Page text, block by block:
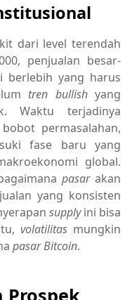
dari level terendah
penjualan besar-
berlebih yang harus
tren bullishyang
Waktu terjadinya
permasalahan,
fase baru yang
global.
pasarakan
yang konsisten
supplyini bisa
itu,volatilitas mungkin
pasar Bitcoin.
Prospek